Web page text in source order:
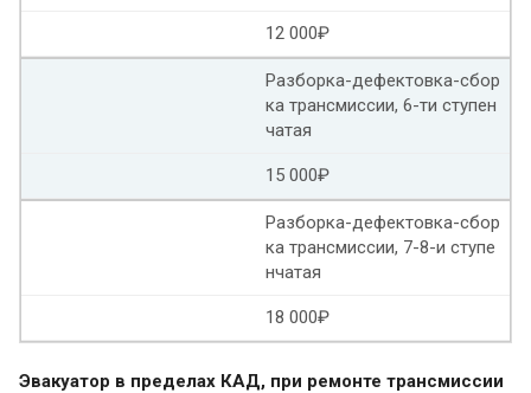
12 000₽
Разборка-дефектовка-сбор
ка трансмиссии, 6-ти ступен
чатая
15 000₽
Разборка-дефектовка-сбор
ка трансмиссии, 7-8-и ступе
нчатая
18 000₽
Эвакуатор в пределах КАД, при ремонте трансмиссии